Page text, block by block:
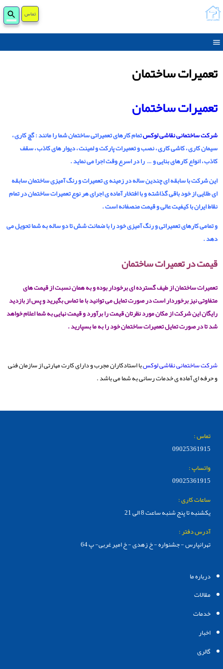
تماس
تعمیرات ساختمان
تعمیرات ساختمان
شرکت ساختمانی نقاشی لوکستمام کارهای تعمیراتی ساختمان شما را مانند : گچ کاری ،
سیمان کاری ، کاشی کاری ، نصب و تعمیرات پارکت و لمینت ، دیوار های کاذب ، سقف
کاذب ، انواع کارهای بنایی و … را در اسرع وقت اجرا می نماید .
این شرکت با سابقه ای چندین ساله در زمینه ی تعمیرات و رنگ آمیزی ساختمان سابقه
ای طلایی از خود باقی گذاشته و با افتخار آماده ی اجرای هر نوع تعمیرات ساختمان در تمام
نقاط ایران با کیفیت عالی و قیمت منصفانه است .
و تمامی کارهای تعمیراتی و رنگ آمیزی خود را با ضمانت شش تا دو ساله به شما تحویل می
دهد .
قیمت در تعمیرات ساختمان
تعمیرات ساختمان از طیف گسترده ای برخودار بوده و به همان نسبت از قیمت های
متفاوتی نیز برخوردار است در صورت تمایل می توانید با ما تماس بگیرید و پس از بازدید
رایگان این شرکت از مکان مورد نظرتان قیمت را برآورد و قیمت نهایی به شما اعلام خواهد
شد تا در صورت تمایل تعمیرات ساختمان خود را به ما بسپارید .
شرکت ساختمانی نقاشی لوکسبا استادکاران مجرب و دارای کارت مهارتی از سازمان فنی
و حرفه ای آماده ی خدمات رسانی به شما می باشد .
تماس :
09025361915
واتساپ :
09025361915
ساعات کاری :
یکشنبه تا پنج شنبه ساعت 8 الی 21
آدرس دفتر :
تهرانپارس - جشنواره - خ زهدی - خ امیر غربی- پ 64
درباره ما
مقالات
خدمات
اخبار
گالری